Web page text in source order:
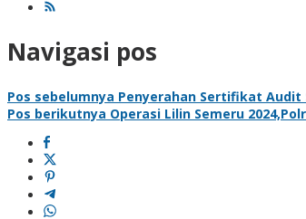
Navigasi pos
Pos sebelumnya Penyerahan Sertifikat Audit
Pos berikutnya Operasi Lilin Semeru